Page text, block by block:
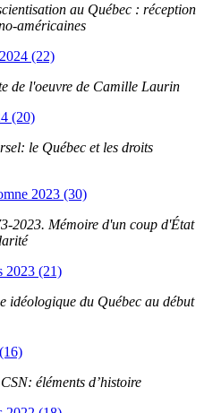
au Québec : réception
américaines
(22)
de l'oeuvre de Camille Laurin
(20)
le Québec et les droits
2023 (30)
2023. Mémoire d'un coup d'État
2023 (21)
idéologique du Québec au début
éléments d’histoire